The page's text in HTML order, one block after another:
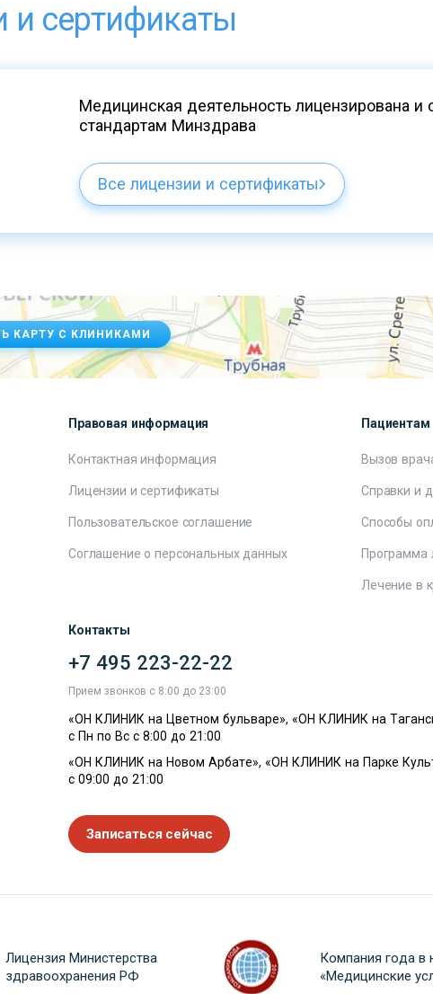
и сертификаты
Медицинская деятельность лицензирована и
стандартам Минздрава
Все лицензии и сертификаты
КАРТУ С КЛИНИКАМИ
Правовая информация
Контактная информация
Лицензии и сертификаты
Пользовательское соглашение
Соглашение о персональных данных
Пациентам
Вызов
Справки и
Способы
Программа
Лечение в
Контакты
+7 495 223-22-22
Прием звонков с 8:00 до 23:00
«ОН КЛИНИК на Цветном бульваре», «ОН КЛИНИК на
с Пн по Вс с 8:00 до 21:00
«ОН КЛИНИК на Новом Арбате», «ОН КЛИНИК на Парке
с 09:00 до 21:00
Записаться сейчас
Лицензия Министерства
здравоохранения РФ
Компания года в
«Медицинские